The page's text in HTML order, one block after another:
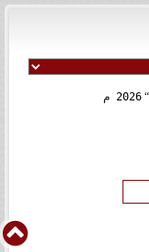
2026 م